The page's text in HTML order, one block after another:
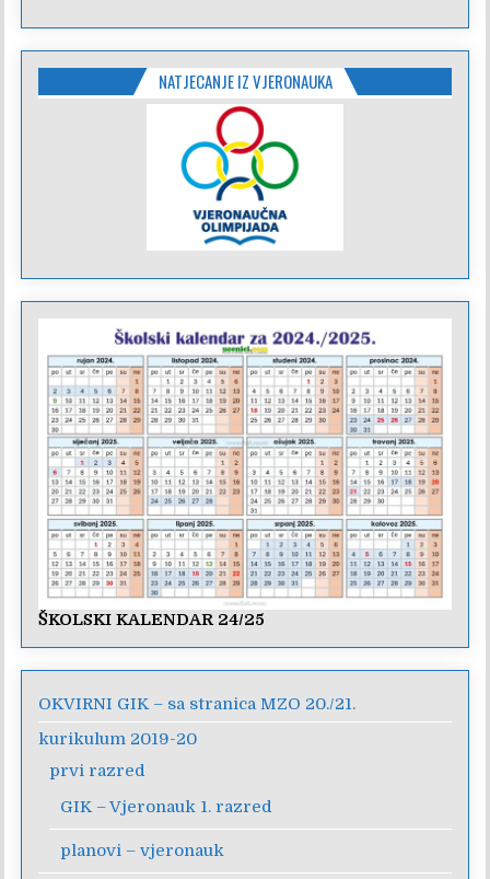
NATJECANJE IZ VJERONAUKA
ŠKOLSKI KALENDAR 24/25
OKVIRNI GIK – sa stranica MZO 20./21.
kurikulum 2019-20
prvi razred
GIK – Vjeronauk 1. razred
planovi – vjeronauk